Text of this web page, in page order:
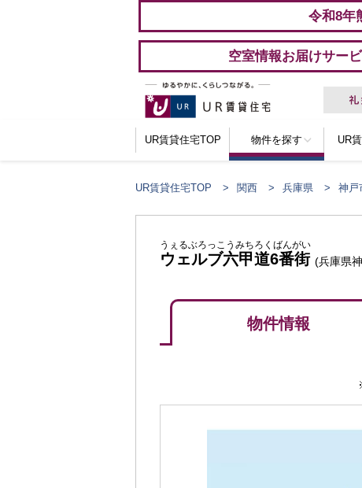
令和8年
空室情報お届けサー
UR賃貸住宅TOP 物件を探す UR
UR賃貸住宅TOP 関西 兵庫県 神戸
ウェルブ六甲道6番街
うぇるぶろっこうみちろくばんがい
(兵庫県
物件情報